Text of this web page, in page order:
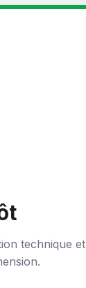
technique et